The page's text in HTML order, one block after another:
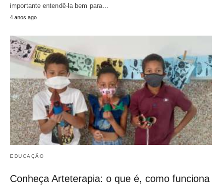
importante entendê-la bem para…
4 anos ago
EDUCAÇÃO
Conheça Arteterapia: o que é, como funciona